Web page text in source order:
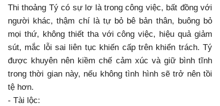
Thi thoảng Tý có sự lơ là trong công việc, bất đồng với
người khác, thậm chí là tự bỏ bê bản thân, buông bỏ
mọi thứ, không thiết tha với công việc, hiệu quả giảm
sút, mắc lỗi sai liên tục khiến cấp trên khiển trách. Tý
được khuyên nên kiềm chế cảm xúc và giữ bình tĩnh
trong thời gian này, nếu không tình hình sẽ trở nên tồi
tệ hơn.
- Tài lộc: